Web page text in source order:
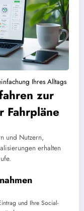
Ihres Alltags
zur
Fahrpläne
und Nutzern,
erhalten
und Ihre Social-